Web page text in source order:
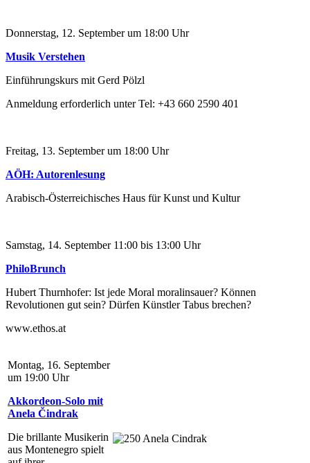
Donnerstag, 12. September um 18:00 Uhr
Musik Verstehen
Einführungskurs mit Gerd Pölzl
Anmeldung erforderlich unter Tel: +43 660 2590 401
Freitag, 13. September um 18:00 Uhr
AÖH: Autorenlesung
Arabisch-Österreichisches Haus für Kunst und Kultur
Samstag, 14. September 11:00 bis 13:00 Uhr
PhiloBrunch
Hubert Thurnhofer: Ist jede Moral moralinsauer? Können
Revolutionen gut sein? Dürfen Künstler Tabus brechen?
www.ethos.at
Montag, 16. September
um 19:00 Uhr
Akkordeon-Solo mit
Anela Čindrak
Die brillante Musikerin
aus Montenegro spielt